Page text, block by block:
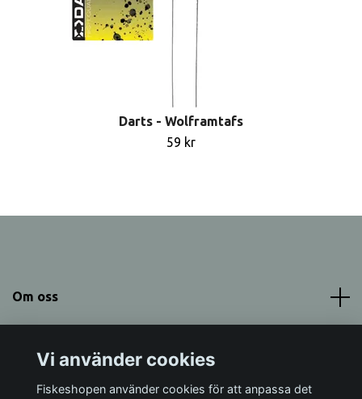
Darts - Wolframtafs
59 kr
Om oss
Sociala medier
Vi använder cookies
Fiskeshopen använder cookies för att anpassa det